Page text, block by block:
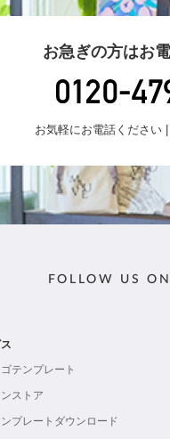
お急ぎの方はお
お気軽にお電話ください
FOLLOW US ON
テンプレート
ストア
プレートダウンロード